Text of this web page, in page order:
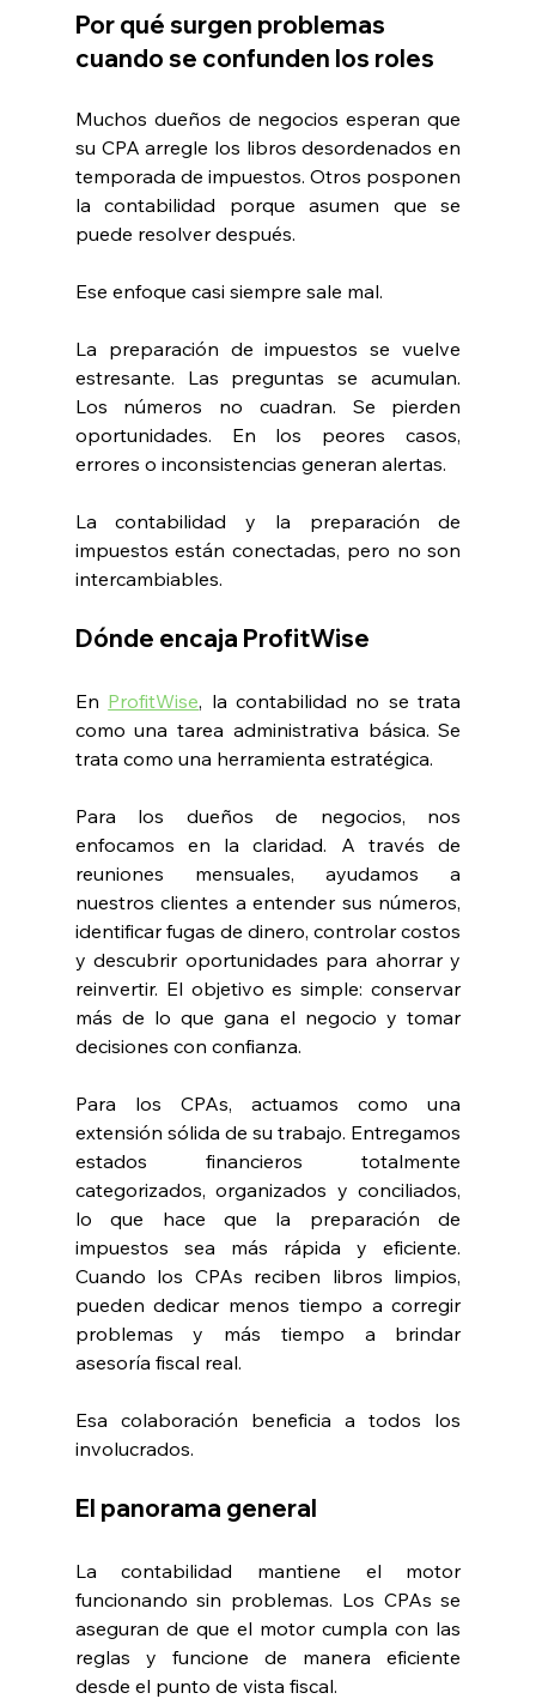
Por qué surgen problemas
cuando se confunden los roles
Muchos dueños de negocios esperan que
su CPA arregle los libros desordenados en
temporada de impuestos. Otros posponen
la contabilidad porque asumen que se
puede resolver después.
Ese enfoque casi siempre sale mal.
La preparación de impuestos se vuelve
estresante. Las preguntas se acumulan.
Los números no cuadran. Se pierden
oportunidades. En los peores casos,
errores o inconsistencias generan alertas.
La contabilidad y la preparación de
impuestos están conectadas, pero no son
intercambiables.
Dónde encaja ProfitWise
En ProfitWise, la contabilidad no se trata
como una tarea administrativa básica. Se
trata como una herramienta estratégica.
Para los dueños de negocios, nos
enfocamos en la claridad. A través de
reuniones mensuales, ayudamos a
nuestros clientes a entender sus números,
identificar fugas de dinero, controlar costos
y descubrir oportunidades para ahorrar y
reinvertir. El objetivo es simple: conservar
más de lo que gana el negocio y tomar
decisiones con confianza.
Para los CPAs, actuamos como una
extensión sólida de su trabajo. Entregamos
estados financieros totalmente
categorizados, organizados y conciliados,
lo que hace que la preparación de
impuestos sea más rápida y eficiente.
Cuando los CPAs reciben libros limpios,
pueden dedicar menos tiempo a corregir
problemas y más tiempo a brindar
asesoría fiscal real.
Esa colaboración beneficia a todos los
involucrados.
El panorama general
La contabilidad mantiene el motor
funcionando sin problemas. Los CPAs se
aseguran de que el motor cumpla con las
reglas y funcione de manera eficiente
desde el punto de vista fiscal.